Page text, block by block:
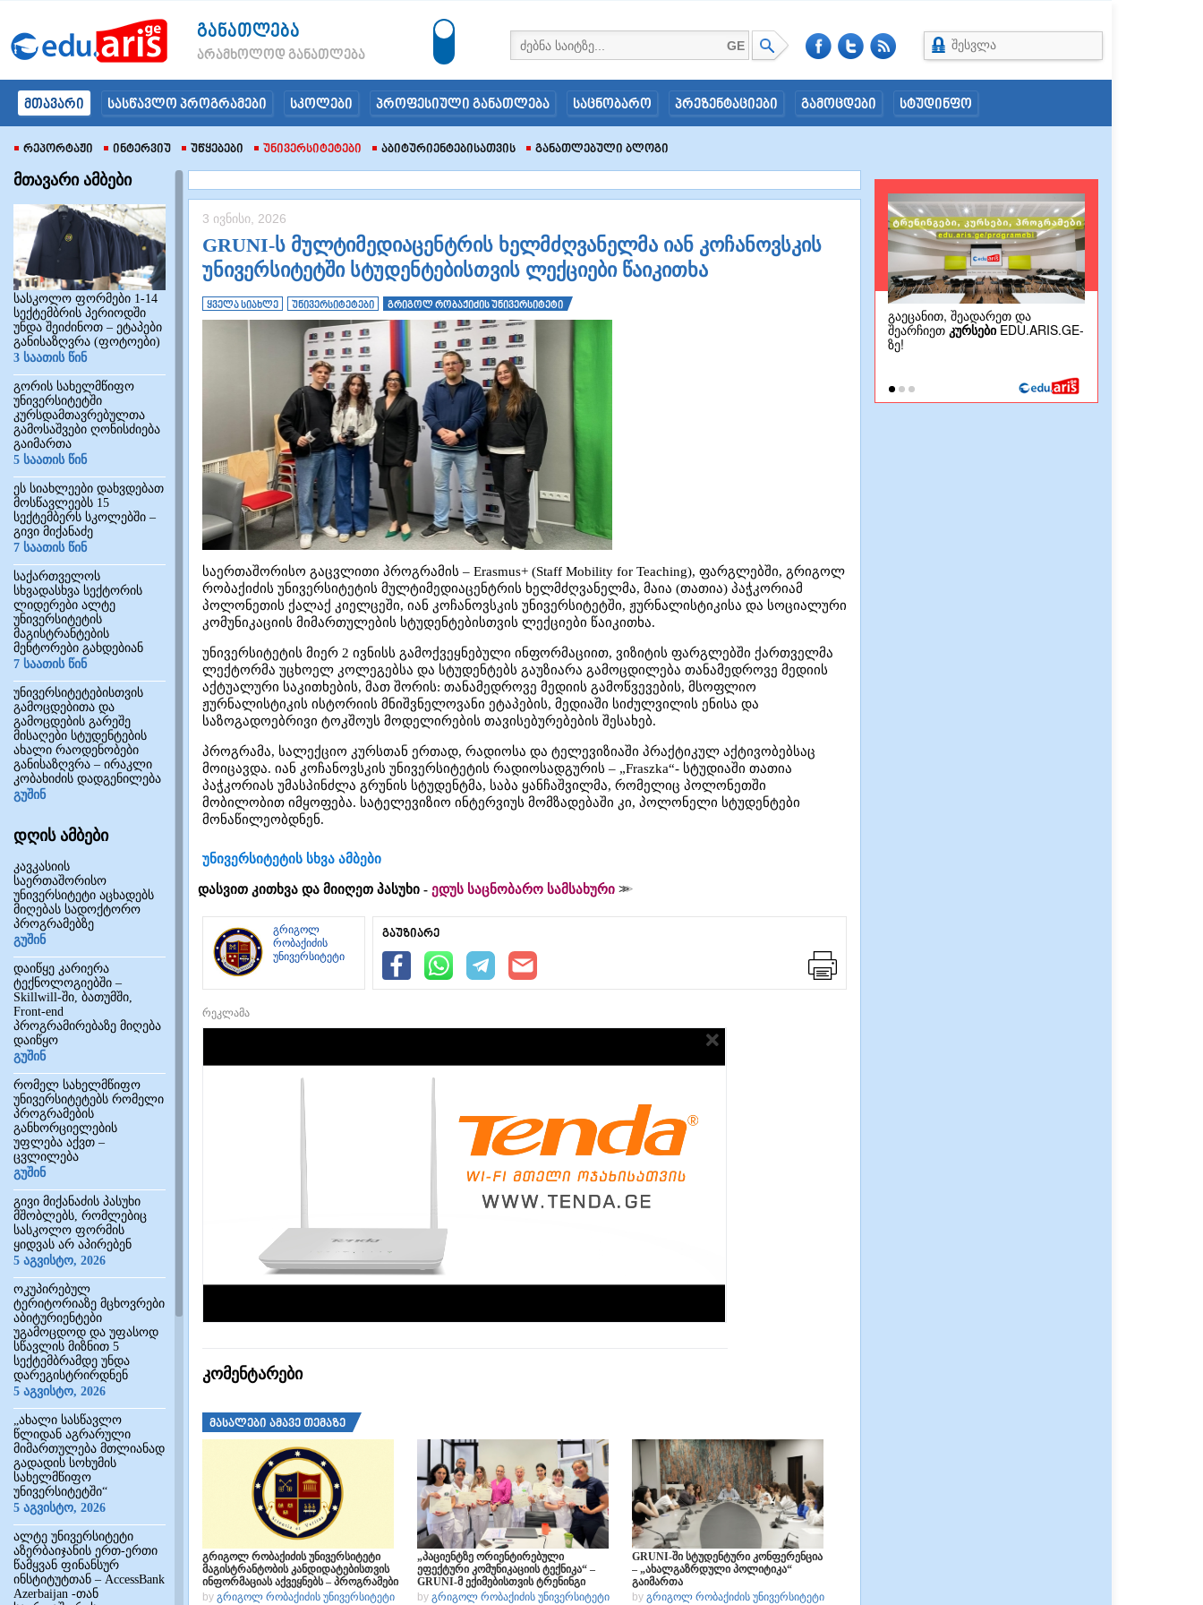
განათლება
არამხოლოდ განათლება
GE შესვლა
მთავარი სასწავლო პროგრამები სკოლები პროფესიული განათლება საცნობარო პრეზენტაციები გამოცდები სტუდინფო
Რეპორტაჟი Ინტერვიუ Უწყებები Უნივერსიტეტები Აბიტურიენტებისათვის Განათლებული Ბლოგი
მთავარი ამბები
სასკოლო ფორმები 1-14
სექტემბრის პერიოდში
უნდა შეიძინოთ – ეტაპები
განისაზღვრა (ფოტოები)
3 საათის წინ
გორის სახელმწიფო
უნივერსიტეტში
კურსდამთავრებულთა
გამოსაშვები ღონისძიება
გაიმართა
5 საათის წინ
ეს სიახლეები დახვდებათ
მოსწავლეებს 15
სექტემბერს სკოლებში –
გივი მიქანაძე
7 საათის წინ
საქართველოს
სხვადასხვა სექტორის
ლიდერები ალტე
უნივერსიტეტის
მაგისტრანტების
მენტორები გახდებიან
7 საათის წინ
უნივერსიტეტებისთვის
გამოცდებითა და
გამოცდების გარეშე
მისაღები სტუდენტების
ახალი რაოდენობები
განისაზღვრა – ირაკლი
კობახიძის დადგენილება
გუშინ
დღის ამბები
კავკასიის
საერთაშორისო
უნივერსიტეტი აცხადებს
მიღებას სადოქტორო
პროგრამებზე
გუშინ
დაიწყე კარიერა
ტექნოლოგიებში –
Skillwill-ში, ბათუმში,
Front-end
პროგრამირებაზე მიღება
დაიწყო
გუშინ
რომელ სახელმწიფო
უნივერსიტეტებს რომელი
პროგრამების
განხორციელების
უფლება აქვთ –
ცვლილება
გუშინ
გივი მიქანაძის პასუხი
მშობლებს, რომლებიც
სასკოლო ფორმის
ყიდვას არ აპირებენ
5 აგვისტო, 2026
ოკუპირებულ
ტერიტორიაზე მცხოვრები
აბიტურიენტები
უგამოცდოდ და უფასოდ
სწავლის მიზნით 5
სექტემბრამდე უნდა
დარეგისტრირდნენ
5 აგვისტო, 2026
„ახალი სასწავლო
წლიდან აგრარული
მიმართულება მთლიანად
გადადის სოხუმის
სახელმწიფო
უნივერსიტეტში“
5 აგვისტო, 2026
ალტე უნივერსიტეტი
აზერბაიჯანის ერთ-ერთი
წამყვან ფინანსურ
ინსტიტუტთან – AccessBank
Azerbaijan -თან
3 ივნისი, 2026
GRUNI-ს მულტიმედიაცენტრის ხელმძღვანელმა იან კოჩანოვსკის
უნივერსიტეტში სტუდენტებისთვის ლექციები წაიკითხა
ყველა სიახლე უნივერსიტეტები გრიგოლ რობაქიძის უნივერსიტეტი
საერთაშორისო გაცვლითი პროგრამის – Erasmus+ (Staff Mobility for Teaching), ფარგლებში, გრიგოლ
რობაქიძის უნივერსიტეტის მულტიმედიაცენტრის ხელმძღვანელმა, მაია (თათია) პაჭკორიამ
პოლონეთის ქალაქ კიელცეში, იან კოჩანოვსკის უნივერსიტეტში, ჟურნალისტიკისა და სოციალური
კომუნიკაციის მიმართულების სტუდენტებისთვის ლექციები წაიკითხა.
უნივერსიტეტის მიერ 2 ივნისს გამოქვეყნებული ინფორმაციით, ვიზიტის ფარგლებში ქართველმა
ლექტორმა უცხოელ კოლეგებსა და სტუდენტებს გაუზიარა გამოცდილება თანამედროვე მედიის
აქტუალური საკითხების, მათ შორის: თანამედროვე მედიის გამოწვევების, მსოფლიო
ჟურნალისტიკის ისტორიის მნიშვნელოვანი ეტაპების, მედიაში სიძულვილის ენისა და
საზოგადოებრივი ტოკშოუს მოდელირების თავისებურებების შესახებ.
პროგრამა, სალექციო კურსთან ერთად, რადიოსა და ტელევიზიაში პრაქტიკულ აქტივობებსაც
მოიცავდა. იან კოჩანოვსკის უნივერსიტეტის რადიოსადგურის – „Fraszka“- სტუდიაში თათია
პაჭკორიას უმასპინძლა გრუნის სტუდენტმა, საბა ყანჩაშვილმა, რომელიც პოლონეთში
მობილობით იმყოფება. სატელევიზიო ინტერვიუს მომზადებაში კი, პოლონელი სტუდენტები
მონაწილეობდნენ.
უნივერსიტეტის სხვა ამბები
დასვით კითხვა და მიიღეთ პასუხი - ედუს საცნობარო სამსახური
გრიგოლ
რობაქიძის
უნივერსიტეტი
გაუზიარე
რეკლამა
კომენტარები
მასალები ამავე თემაზე
გრიგოლ რობაქიძის უნივერსიტეტი
მაგისტრანტობის კანდიდატებისთვის
ინფორმაციას აქვეყნებს – პროგრამები
by გრიგოლ რობაქიძის უნივერსიტეტი
„პაციენტზე ორიენტირებული
ეფექტური კომუნიკაციის ტექნიკა“ –
GRUNI-მ ექიმებისთვის ტრენინგი
ჩაატარა
by გრიგოლ რობაქიძის უნივერსიტეტი
GRUNI-ში სტუდენტური კონფერენცია
– „ახალგაზრდული პოლიტიკა“
გაიმართა
by გრიგოლ რობაქიძის უნივერსიტეტი